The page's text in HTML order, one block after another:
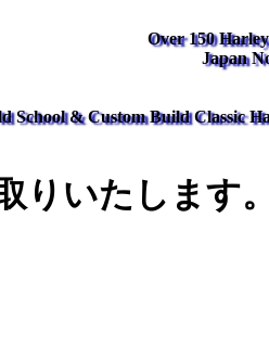
Over 150
Japan
School & Custom Build Classic
りいたします